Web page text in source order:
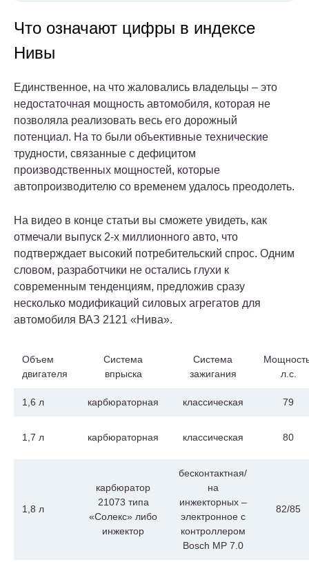
Что означают цифры в индексе
Нивы
Единственное, на что жаловались владельцы – это
недостаточная мощность автомобиля, которая не
позволяла реализовать весь его дорожный
потенциал. На то были объективные технические
трудности, связанные с дефицитом
производственных мощностей, которые
автопроизводителю со временем удалось преодолеть.
На видео в конце статьи вы сможете увидеть, как
отмечали выпуск 2-х миллионного авто, что
подтверждает высокий потребительский спрос. Одним
словом, разработчики не остались глухи к
современным тенденциям, предложив сразу
несколько модификаций силовых агрегатов для
автомобиля ВАЗ 2121 «Нива».
Объем
двигателя
Система
впрыска
Система
зажигания
л.с.
1,6 л карбюраторная классическая 79
1,7 л карбюраторная классическая 80
1,8 л
карбюратор
21073 типа
«Солекс» либо
инжектор
бесконтактная/
на
инжекторных –
электронное с
контроллером
Bosch MP 7.0
82/85